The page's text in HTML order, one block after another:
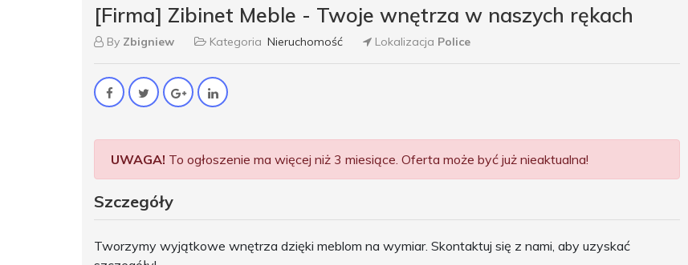
[Firma] Zibinet Meble - Twoje wnętrza w naszych rękach
By Zbigniew Kategoria Nieruchomość Lokalizacja Police
UWAGA! To ogłoszenie ma więcej niż 3 miesiące. Oferta może być już nieaktualna!
Szczegóły
Tworzymy wyjątkowe wnętrza dzięki meblom na wymiar. Skontaktuj się z nami, aby uzyskać